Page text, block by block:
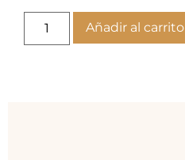
Añadir al carrito